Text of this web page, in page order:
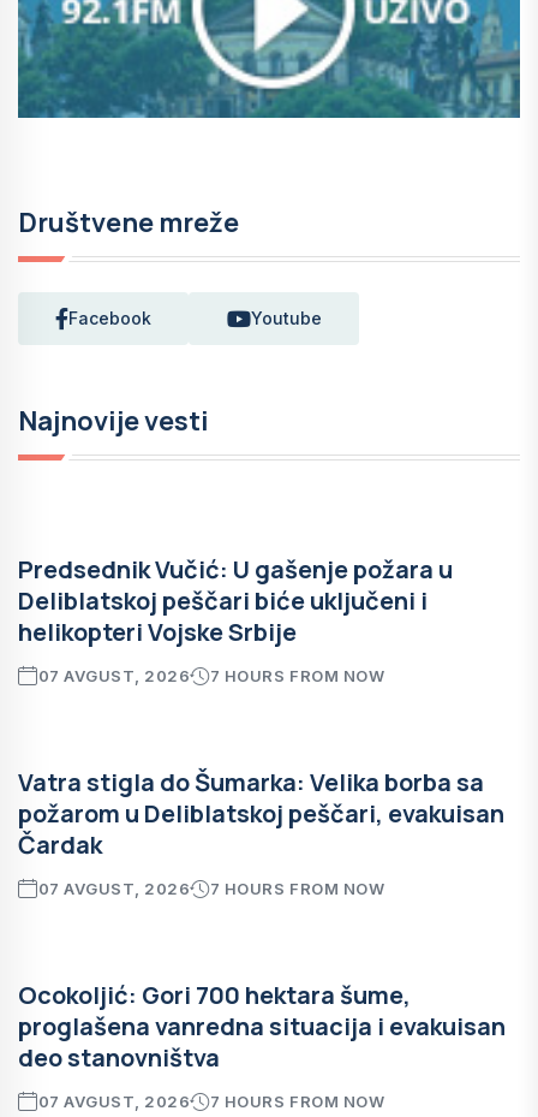
Društvene mreže
Facebook Youtube
Najnovije vesti
Predsednik Vučić: U gašenje požara u
Deliblatskoj peščari biće uključeni i
helikopteri Vojske Srbije
07 AVGUST, 2026 7 HOURS FROM NOW
Vatra stigla do Šumarka: Velika borba sa
požarom u Deliblatskoj peščari, evakuisan
Čardak
07 AVGUST, 2026 7 HOURS FROM NOW
Ocokoljić: Gori 700 hektara šume,
proglašena vanredna situacija i evakuisan
deo stanovništva
07 AVGUST, 2026 7 HOURS FROM NOW